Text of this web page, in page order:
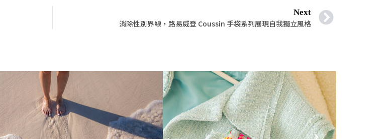
Next
消除性別界線，路易威登 Coussin 手袋系列展現自我獨立風格